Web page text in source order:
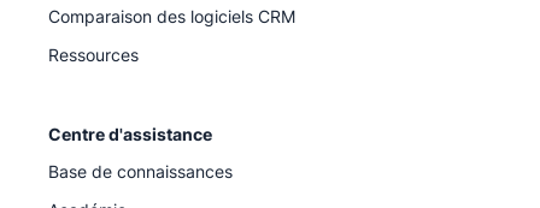
Comparaison des logiciels CRM
Ressources
Centre d'assistance
Base de connaissances